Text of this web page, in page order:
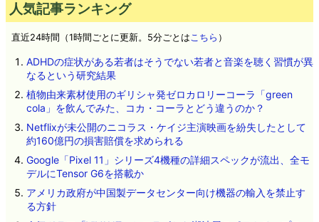
人気記事ランキング
直近24時間（1時間ごとに更新。5分ごとはこちら ）
ADHDの症状がある若者はそうでない若者と音楽を聴く習慣が異
なるという研究結果
植物由来素材使用のギリシャ発ゼロカロリーコーラ「green
cola」を飲んでみた、コカ・コーラとどう違うのか？
Netflixが未公開のニコラス・ケイジ主演映画を紛失したとして
約160億円の損害賠償を求められる
Google「Pixel 11」シリーズ4機種の詳細スペックが流出、全モ
デルにTensor G6を搭載か
アメリカ政府が中国製データセンター向け機器の輸入を禁止す
る方針